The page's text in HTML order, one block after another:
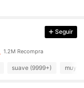
Seguir
1.2M Recompra
suave (9999+) muy